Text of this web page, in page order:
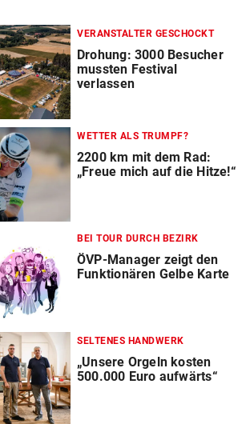
VERANSTALTER GESCHOCKT
Drohung: 3000 Besucher
mussten Festival
verlassen
WETTER ALS TRUMPF?
2200 km mit dem Rad:
„Freue mich auf die Hitze!“
BEI TOUR DURCH BEZIRK
ÖVP-Manager zeigt den
Funktionären Gelbe Karte
SELTENES HANDWERK
„Unsere Orgeln kosten
500.000 Euro aufwärts“